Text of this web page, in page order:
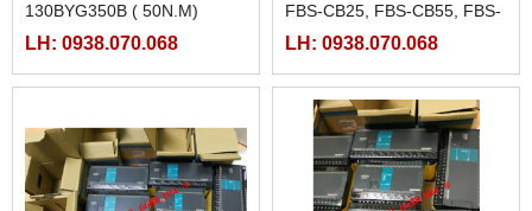
130BYG350B ( 50N.M)
LH: 0938.070.068
FBS-CB25, FBS-CB55, FBS-
CB2, FBS-CB5
LH: 0938.070.068